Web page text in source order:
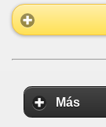
Más